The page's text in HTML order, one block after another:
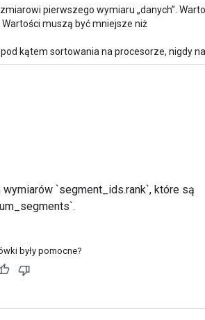
pierwszego wymiaru „danych”.
muszą być mniejsze niż
kątem sortowania na procesorze, nigdy na
`segment_ids.rank`, które są
były pomocne?